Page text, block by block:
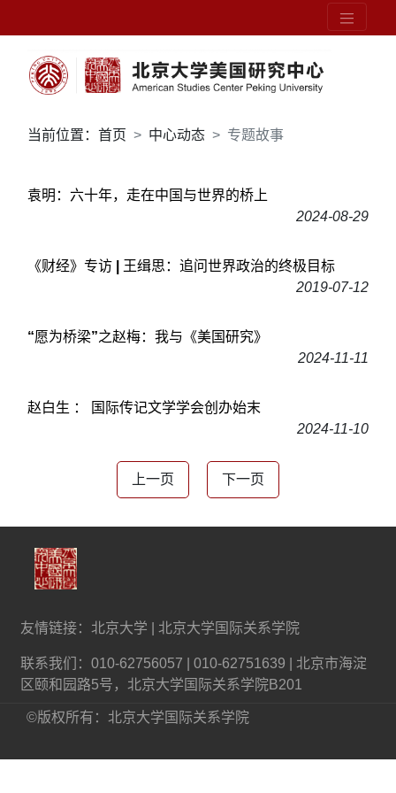
当前位置： 首页 中心动态 专题故事
袁明：六十年，走在中国与世界的桥上
2024-08-29
《财经》专访 | 王缉思：追问世界政治的终极目标
2019-07-12
“愿为桥梁”之赵梅：我与《美国研究》
2024-11-11
赵白生 ： 国际传记文学学会创办始末
2024-11-10
上一页 下一页
友情链接： 北京大学 北京大学国际关系学院
联系我们：010-62756057 | 010-62751639 | 北京市海淀
区颐和园路5号，北京大学国际关系学院B201
©版权所有：北京大学国际关系学院